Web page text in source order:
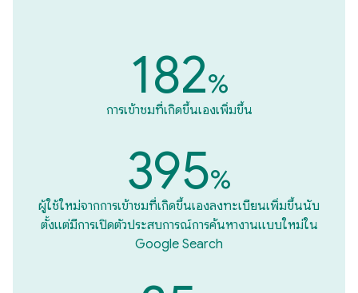
182%
การเข้าชมที่เกิดขึ้นเองเพิ่มขึ้น
395%
ผู้ใช้ใหม่จากการเข้าชมที่เกิดขึ้นเองลงทะเบียนเพิ่มขึ้นนับ
ตั้งแต่มีการเปิดตัวประสบการณ์การค้นหางานแบบใหม่ใน
Google Search